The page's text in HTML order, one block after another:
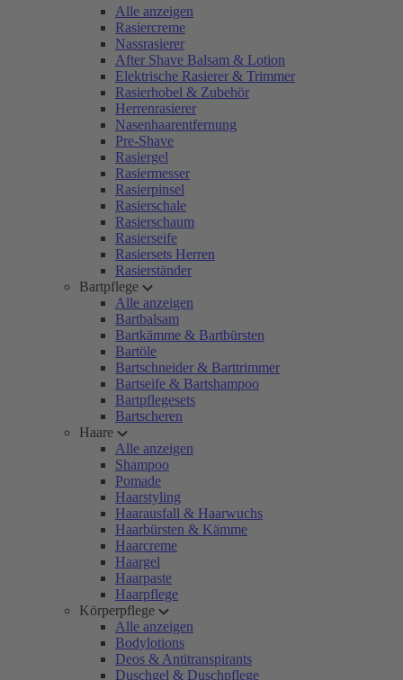
Alle anzeigen
Rasiercreme
Nassrasierer
After Shave Balsam & Lotion
Elektrische Rasierer & Trimmer
Rasierhobel & Zubehör
Herrenrasierer
Nasenhaarentfernung
Pre-Shave
Rasiergel
Rasiermesser
Rasierpinsel
Rasierschale
Rasierschaum
Rasierseife
Rasiersets Herren
Rasierständer
Bartpflege
Alle anzeigen
Bartbalsam
Bartkämme & Bartbürsten
Bartöle
Bartschneider & Barttrimmer
Bartseife & Bartshampoo
Bartpflegesets
Bartscheren
Haare
Alle anzeigen
Shampoo
Pomade
Haarstyling
Haarausfall & Haarwuchs
Haarbürsten & Kämme
Haarcreme
Haargel
Haarpaste
Haarpflege
Körperpflege
Alle anzeigen
Bodylotions
Deos & Antitranspirants
Duschgel & Duschpflege